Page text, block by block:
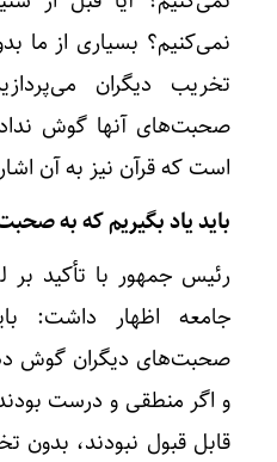
نمی‌کنیم؟ بسیاری از ما
تخریب دیگران
صحبت‌های آنها گوش
است که قرآن نیز به آن
باید یاد بگیریم که به
رئیس جمهور با تأکید بر
جامعه اظهار داشت:
صحبت‌های دیگران گوش
و اگر منطقی و درست
قابل قبول نبودند، بدون